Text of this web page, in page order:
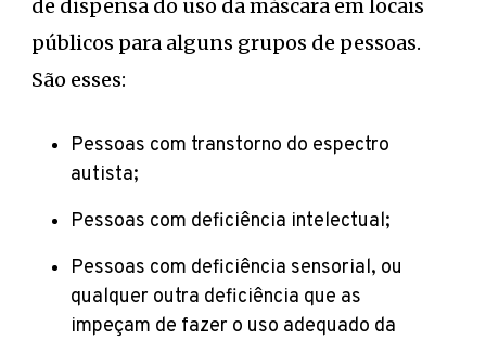
de dispensa do uso da máscara em locais
públicos para alguns grupos de pessoas.
São esses:
Pessoas com transtorno do espectro
autista;
Pessoas com deficiência intelectual;
Pessoas com deficiência sensorial, ou
qualquer outra deficiência que as
impeçam de fazer o uso adequado da